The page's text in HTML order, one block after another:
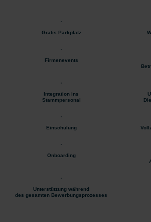
Gratis Parkplatz
Firmenevents
Integration ins
Stammpersonal
Einschulung
Onboarding
Unterstützung während
des gesamten Bewerbungsprozesses